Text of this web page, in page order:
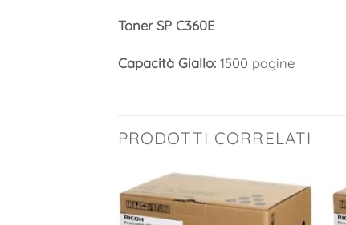
Toner SP C360E
Capacità Giallo: 1500 pagine
PRODOTTI CORRELATI